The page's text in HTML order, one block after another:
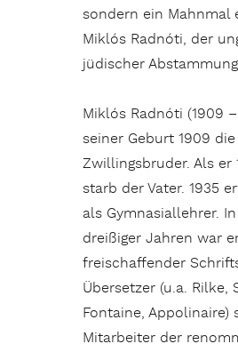
sondern ein Mahnmal
Miklós Radnóti, der
jüdischer
Miklós Radnóti (1909
seiner Geburt 1909
Zwillingsbruder. Als er
starb der Vater. 1935
als Gymnasiallehrer.
dreißiger Jahren war
freischaffender
Übersetzer (u.a. Rilke,
Fontaine, Appolinaire)
Mitarbeiter der